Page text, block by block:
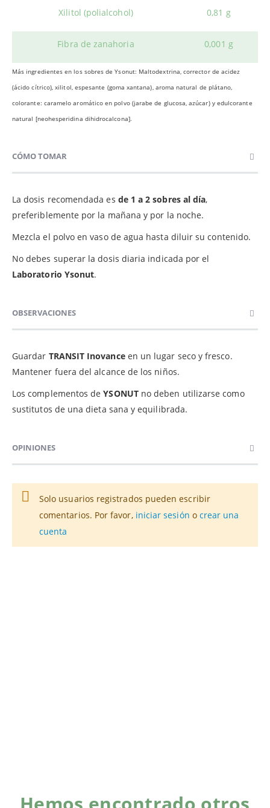
Xilitol (polialcohol) 0,81 g
Fibra de zanahoria 0,001 g
Más ingredientes en los sobres de Ysonut: Maltodextrina, corrector de acidez
(ácido cítrico), xilitol, espesante (goma xantana), aroma natural de plátano,
colorante: caramelo aromático en polvo (jarabe de glucosa, azúcar) y edulcorante
natural [neohesperidina dihidrocalcona].
CÓMO TOMAR
La dosis recomendada es de 1 a 2 sobres al día,
preferiblemente por la mañana y por la noche.
Mezcla el polvo en vaso de agua hasta diluir su contenido.
No debes superar la dosis diaria indicada por el
Laboratorio Ysonut.
OBSERVACIONES
Guardar TRANSIT Inovance en un lugar seco y fresco.
Mantener fuera del alcance de los niños.
Los complementos deYSONUTno deben utilizarse como
sustitutos de una dieta sana y equilibrada.
OPINIONES
Solo usuarios registrados pueden escribir
comentarios. Por favor, iniciar sesión o crear una
cuenta